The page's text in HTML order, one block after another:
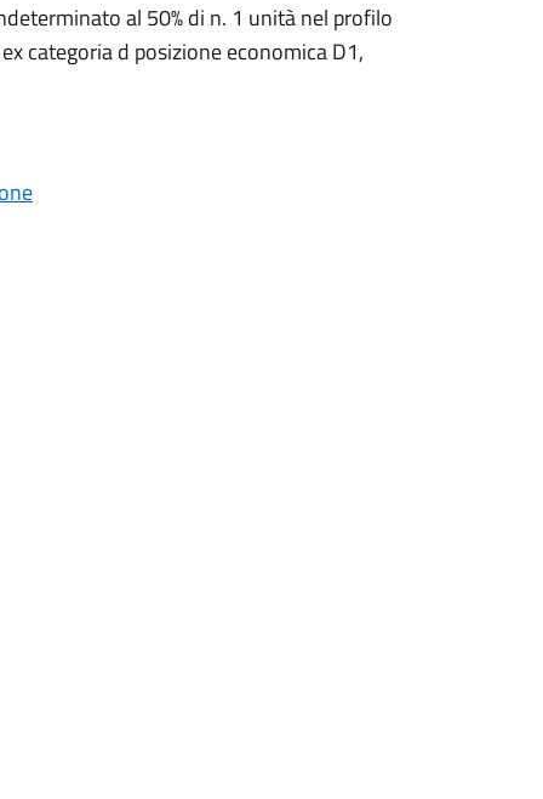
al 50% di n. 1 unità nel profilo
categoria d posizione economica D1,